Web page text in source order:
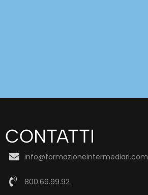
CONTATTI
info@formazioneintermediari.com
800.69.99.92